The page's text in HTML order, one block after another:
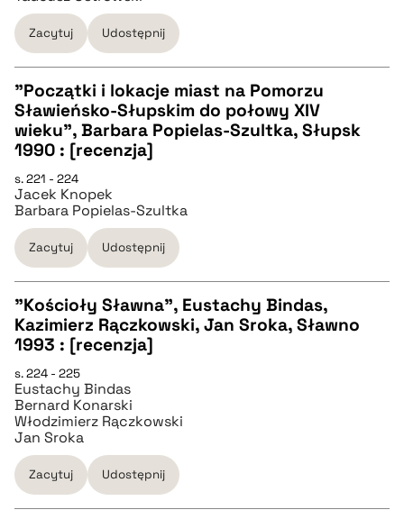
BIBTEX
pobierz cytat
Zacytuj Udostępnij
CZYSTY TEKST
pobierz cytat
BIBTEX
pobierz cytat
"Początki i lokacje miast na Pomorzu
Sławieńsko-Słupskim do połowy XIV
wieku", Barbara Popielas-Szultka, Słupsk
1990 : [recenzja]
s. 221 - 224
Jacek Knopek
Barbara Popielas-Szultka
Zacytuj Udostępnij
CZYSTY TEKST
pobierz cytat
BIBTEX
pobierz cytat
"Kościoły Sławna", Eustachy Bindas,
Kazimierz Rączkowski, Jan Sroka, Sławno
1993 : [recenzja]
s. 224 - 225
Eustachy Bindas
Bernard Konarski
Włodzimierz Rączkowski
Jan Sroka
Zacytuj Udostępnij